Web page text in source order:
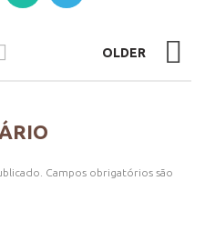
OLDER
Campos obrigatórios são